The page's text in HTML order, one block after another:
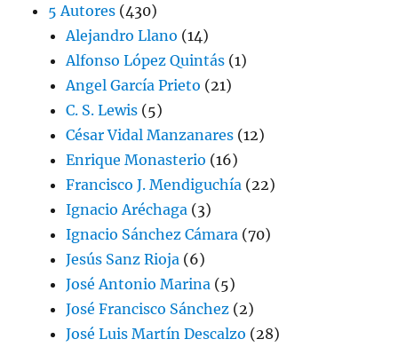
5 Autores (430)
Alejandro Llano (14)
Alfonso López Quintás (1)
Angel García Prieto (21)
C. S. Lewis (5)
César Vidal Manzanares (12)
Enrique Monasterio (16)
Francisco J. Mendiguchía (22)
Ignacio Aréchaga (3)
Ignacio Sánchez Cámara (70)
Jesús Sanz Rioja (6)
José Antonio Marina (5)
José Francisco Sánchez (2)
José Luis Martín Descalzo (28)